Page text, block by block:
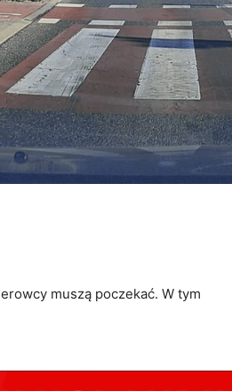
muszą poczekać. W tym